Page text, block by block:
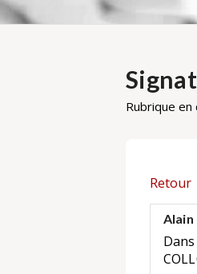
Rubrique en
Retour
Alain